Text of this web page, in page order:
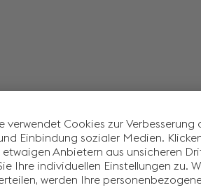
Schnuppertage
von Lehrlingen
so läuft.